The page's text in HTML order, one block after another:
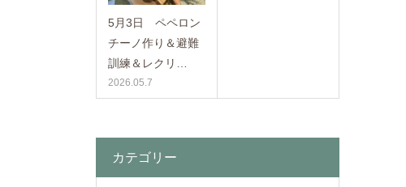
5月3日 ペペロン
チーノ作り＆避難
訓練＆レクリ…
2026.05.7
カテゴリー